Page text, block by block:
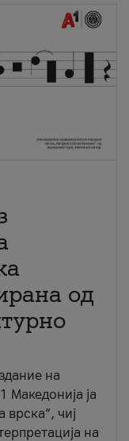
од
на
Македонија ја
врска“, чиј
на